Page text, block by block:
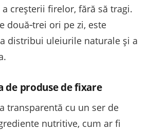
creșterii firelor, fără să tragi.
două‑trei ori pe zi, este
distribui uleiurile naturale și a
de produse de fixare
transparentă cu un ser de
nutritive, cum ar fi